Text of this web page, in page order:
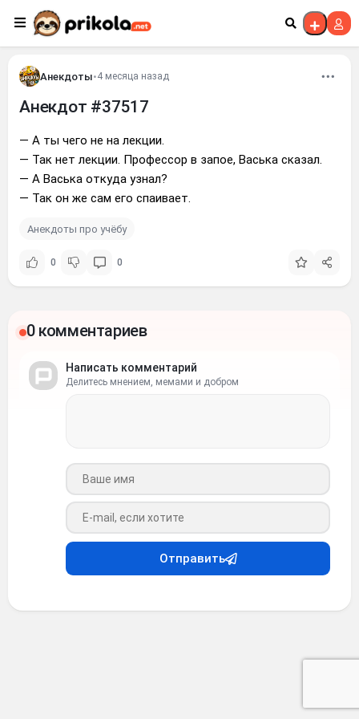
Перейти к контенту
Анекдоты•4 месяца назад
Анекдот #37517
— А ты чего не на лекции.
— Так нет лекции. Профессор в запое, Васька сказал.
— А Васька откуда узнал?
— Так он же сам его спаивает.
Анекдоты про учёбу
0 0
0 комментариев
Написать комментарий
Делитесь мнением, мемами и добром
Ваше имя
Ваш e-mail
Отправить